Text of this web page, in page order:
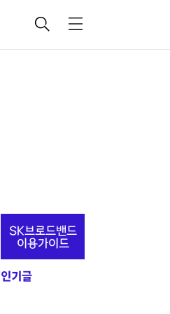
검
메
추
정
보
SK브로드밴드
이용가이드
인기글